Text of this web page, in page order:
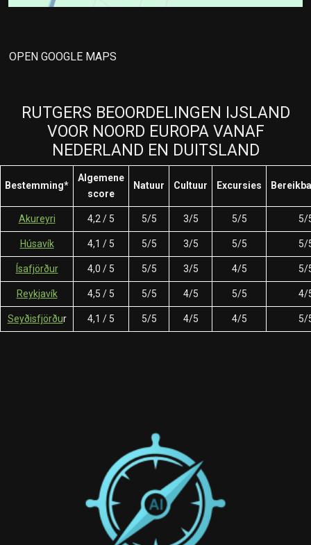
OPEN GOOGLE MAPS
RUTGERS BEOORDELINGEN IJSLAND
VOOR NOORD EUROPA VANAF
NEDERLAND EN DUITSLAND
Bestemming*
Algemene
score
Natuur Cultuur Excursies
Akureyri 4,2 / 5 5/5 3/5 5/5 5/
Húsavík 4,1 / 5 5/5 3/5 5/5 5/
Ísafjörður 4,0 / 5 5/5 3/5 4/5 5/
Reykjavík 4,5 / 5 5/5 4/5 5/5 4/
Seyðisfjörður 4,1 / 5 5/5 4/5 4/5 5/